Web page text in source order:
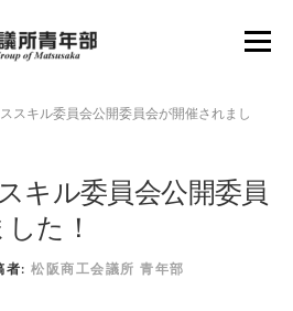
メニュ
会長所信 組織図
活動報告 資料倉庫
スキル委員会公開委員会が開催されまし
キル委員会公開委員
た！
者: 松阪商工会議所 青年部